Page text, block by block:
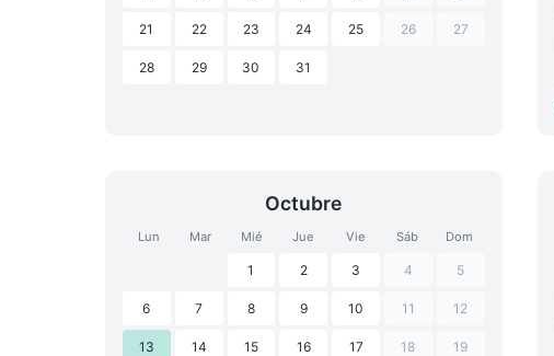
21 22 23 24 25 26 27
28 29 30 31
Octubre
Lun Mar Mié Jue Vie Sáb Dom
1 2 3 4 5
6 7 8 9 10 11 12
13 14 15 16 17 18 19